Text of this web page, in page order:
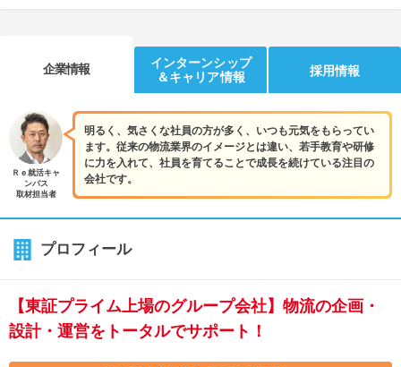
企業情報
インターンシップ
＆キャリア情報
採用情報
明るく、気さくな社員の方が多く、いつも元気をもらってい
ます。従来の物流業界のイメージとは違い、若手教育や研修
に力を入れて、社員を育てることで成長を続けている注目の
会社です。
Ｒｅ就活キャ
ンパス
取材担当者
プロフィール
【東証プライム上場のグループ会社】物流の企画・
設計・運営をトータルでサポート！